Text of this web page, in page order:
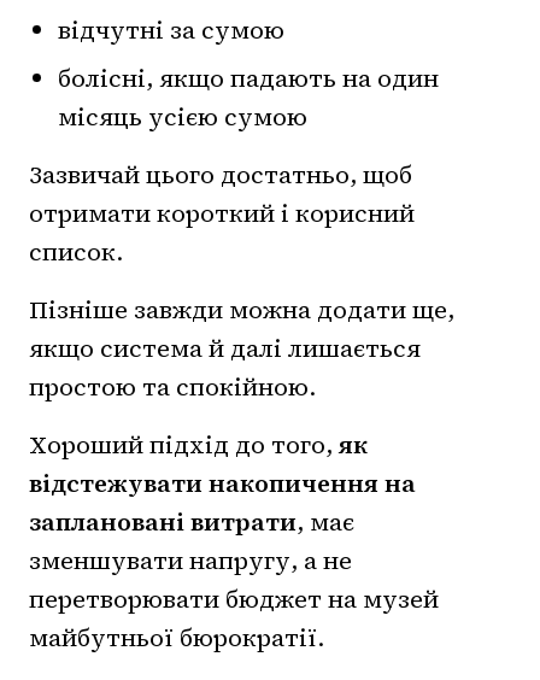
відчутні за сумою
болісні, якщо падають на один
місяць усією сумою
Зазвичай цього достатньо, щоб
отримати короткий і корисний
список.
Пізніше завжди можна додати ще,
якщо система й далі лишається
простою та спокійною.
Хороший підхід до того,як
відстежувати накопичення на
заплановані витрати, має
зменшувати напругу, а не
перетворювати бюджет на музей
майбутньої бюрократії.